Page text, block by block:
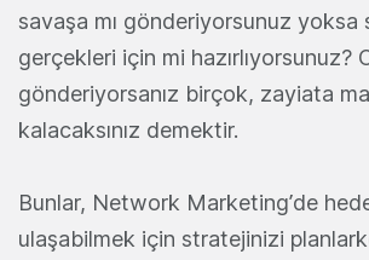
savaşa mı gönderiyorsunuz yoksa
gerçekleri için mi hazırlıyorsunuz?
gönderiyorsanız birçok, zayiata
kalacaksınız demektir.
Bunlar, Network Marketing’de
ulaşabilmek için stratejinizi